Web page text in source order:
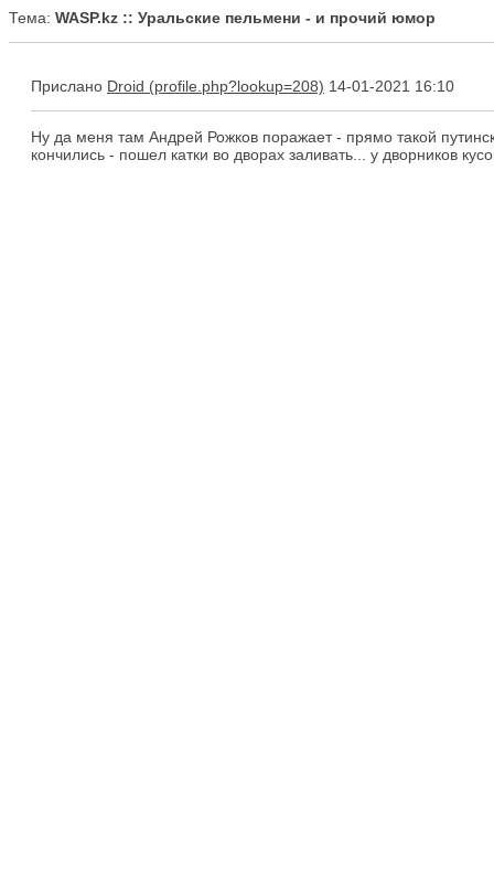
Тема: WASP.kz :: Уральские пельмени - и прочий юмор
Прислано Droid 14-01-2021 16:10
Ну да меня там Андрей Рожков поражает - прямо такой
кончились - пошел катки во дворах заливать... у дворников